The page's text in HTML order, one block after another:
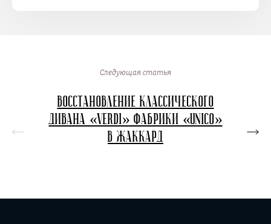
Следующая статья
Восстановление классического
дивана «Verdi» фабрики «Unico»
в жаккард